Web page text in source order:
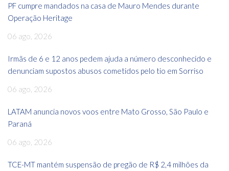
PF cumpre mandados na casa de Mauro Mendes durante
Operação Heritage
06 ago, 2026
Irmãs de 6 e 12 anos pedem ajuda a número desconhecido e
denunciam supostos abusos cometidos pelo tio em Sorriso
06 ago, 2026
LATAM anuncia novos voos entre Mato Grosso, São Paulo e
Paraná
06 ago, 2026
TCE-MT mantém suspensão de pregão de R$ 2,4 milhões da